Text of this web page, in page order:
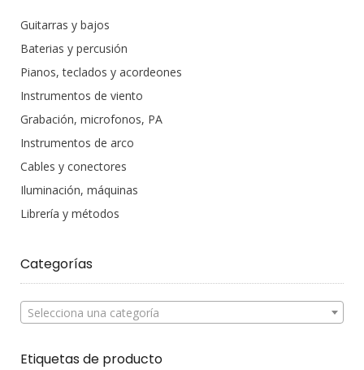
Guitarras y bajos
Baterias y percusión
Pianos, teclados y acordeones
Instrumentos de viento
Grabación, microfonos, PA
Instrumentos de arco
Cables y conectores
Iluminación, máquinas
Librería y métodos
Categorías
Selecciona una categoría
Etiquetas de producto